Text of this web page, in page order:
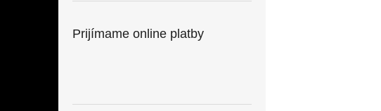
Prijímame online platby